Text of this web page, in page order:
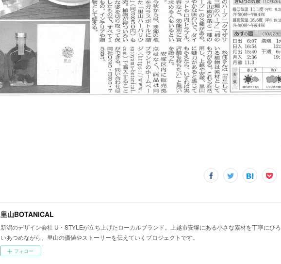
里山BOTANICAL
新潟のデザイン会社 U・STYLEが立ち上げたローカルブランド。上越市安塚にある小さな素材を丁寧にひろ
いあつめながら、里山の価値やストーリーを伝えていくプロジェクトです。
フォロー